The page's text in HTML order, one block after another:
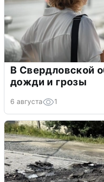
В Свердловской
дожди и грозы
6 августа 1